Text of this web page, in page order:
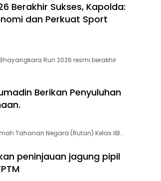
Berakhir Sukses, Kapolda:
dan Perkuat Sport
Bhayangkara Run 2026 resmi berakhir
Berikan Penyuluhan
Tahanan Negara (Rutan) Kelas IIB…
peninjauan jagung pipil